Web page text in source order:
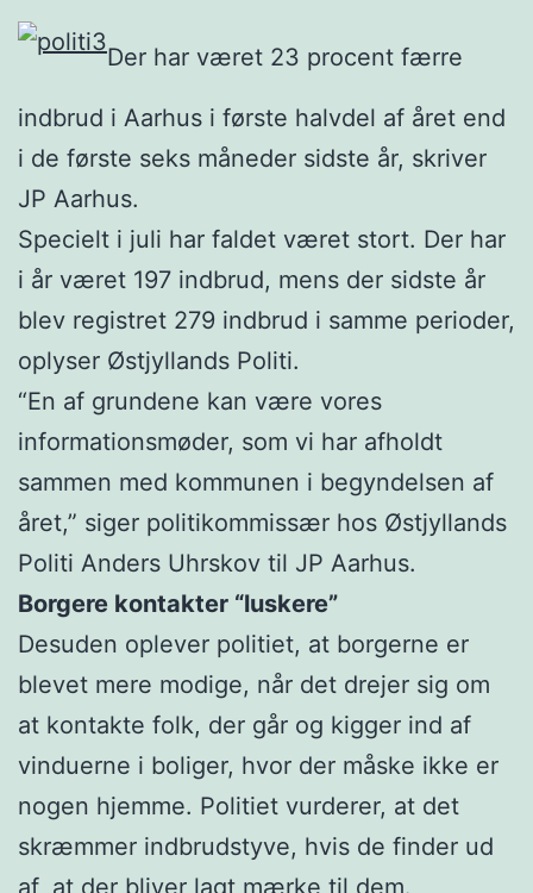
Der har været 23 procent færre
indbrud i Aarhus i første halvdel af året end
i de første seks måneder sidste år, skriver
JP Aarhus.
Specielt i juli har faldet været stort. Der har
i år været 197 indbrud, mens der sidste år
blev registret 279 indbrud i samme perioder,
oplyser Østjyllands Politi.
“En af grundene kan være vores
informationsmøder, som vi har afholdt
sammen med kommunen i begyndelsen af
året,” siger politikommissær hos Østjyllands
Politi Anders Uhrskov til JP Aarhus.
Borgere kontakter “luskere”
Desuden oplever politiet, at borgerne er
blevet mere modige, når det drejer sig om
at kontakte folk, der går og kigger ind af
vinduerne i boliger, hvor der måske ikke er
nogen hjemme. Politiet vurderer, at det
skræmmer indbrudstyve, hvis de finder ud
af, at der bliver lagt mærke til dem.